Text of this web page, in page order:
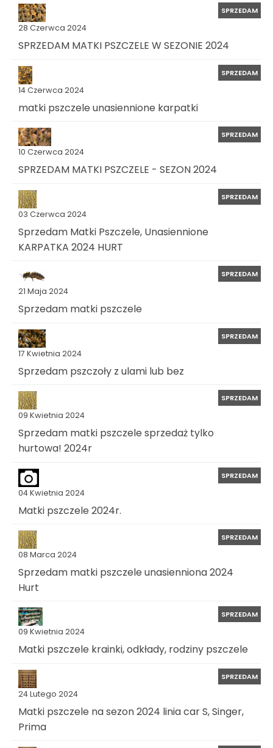
28 Czerwca 2024
SPRZEDAM
SPRZEDAM MATKI PSZCZELE W SEZONIE 2024
14 Czerwca 2024
SPRZEDAM
matki pszczele unasiennione karpatki
10 Czerwca 2024
SPRZEDAM
SPRZEDAM MATKI PSZCZELE - SEZON 2024
03 Czerwca 2024
SPRZEDAM
Sprzedam Matki Pszczele, Unasiennione
KARPATKA 2024 HURT
21 Maja 2024
SPRZEDAM
Sprzedam matki pszczele
17 Kwietnia 2024
SPRZEDAM
Sprzedam pszczoły z ulami lub bez
09 Kwietnia 2024
SPRZEDAM
Sprzedam matki pszczele sprzedaż tylko
hurtowa! 2024r
04 Kwietnia 2024
SPRZEDAM
Matki pszczele 2024r.
08 Marca 2024
SPRZEDAM
Sprzedam matki pszczele unasienniona 2024
Hurt
09 Kwietnia 2024
SPRZEDAM
Matki pszczele krainki, odkłady, rodziny pszczele
24 Lutego 2024
SPRZEDAM
Matki pszczele na sezon 2024 linia car S, Singer,
Prima